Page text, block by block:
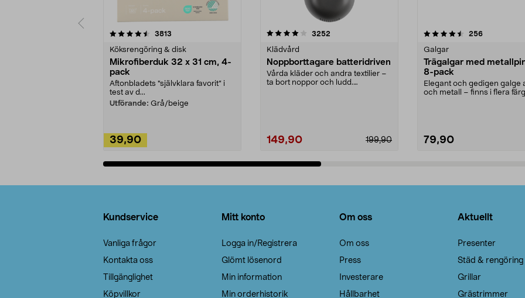
3813
Köksrengöring & disk
Mikrofiberduk 32 x 31 cm, 4-
pack
Aftonbladets "självklara favorit” i
test av d...
Utförande: Grå/beige
39,90
4.0av 5 stjärnor 3252
Klädvård
Noppborttagare batteridriven
Vårda kläder och andra textilier –
ta bort noppor och ludd.
199,90
149,90
4.5av 5 stjärnor 256recensioner
Galgar
Trägalgar med
8-pack
Elegant och gedigen galge
och metall – finns i flera
79,90
4.0av 5 stjärnor
Kundservice
Vanliga frågor
Kontakta oss
Tillgänglighet
Köpvillkor
Mitt konto
Logga in/Registrera
Glömt lösenord
Min information
Min orderhistorik
Om oss
Om oss
Press
Investerare
Hållbarhet
Aktuellt
Presenter
Städ & rengöring
Grillar
Grästrimmer